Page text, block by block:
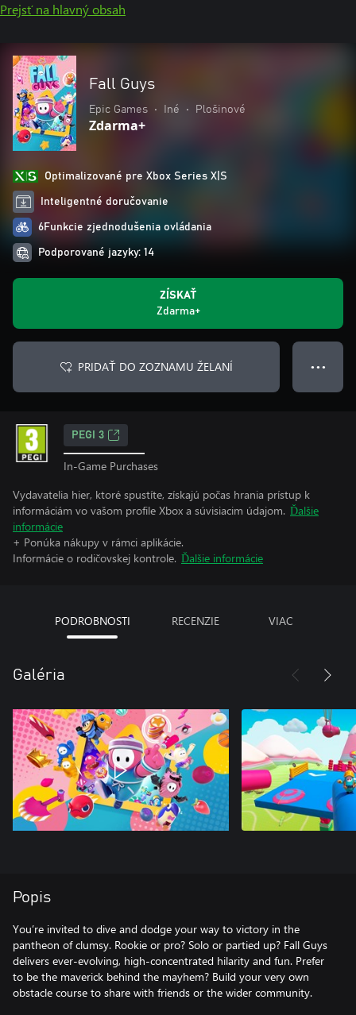
Prejsť na hlavný obsah
Fall Guys
Epic Games • Iné • Plošinové
Zdarma+
Optimalizované pre Xbox Series X|S
Inteligentné doručovanie
6Funkcie zjednodušenia ovládania
Podporované jazyky: 14
ZÍSKAŤ
Zdarma+
PRIDAŤ DO ZOZNAMU ŽELANÍ ● ● ●
PEGI 3
In-Game Purchases
Vydavatelia hier, ktoré spustíte, získajú počas hrania prístup k
informáciám vo vašom profile Xbox a súvisiacim údajom. Ďalšie
informácie
+ Ponúka nákupy v rámci aplikácie.
Informácie o rodičovskej kontrole. Ďalšie informácie
PODROBNOSTI RECENZIE VIAC
Galéria
Popis
You’re invited to dive and dodge your way to victory in the
pantheon of clumsy. Rookie or pro? Solo or partied up? Fall Guys
delivers ever-evolving, high-concentrated hilarity and fun. Prefer
to be the maverick behind the mayhem? Build your very own
obstacle course to share with friends or the wider community.